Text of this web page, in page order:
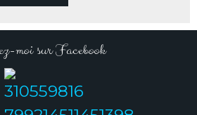
moi sur Facebook